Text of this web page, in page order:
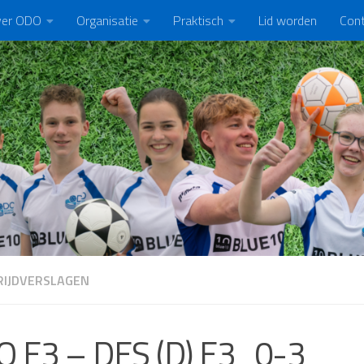
ODO Organisatie Praktisch Lid worden
E3 – DES (D) E3 0-3